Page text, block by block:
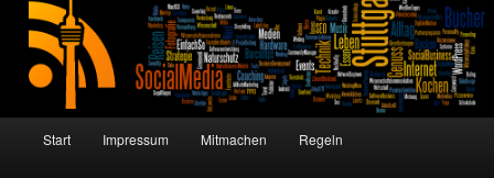
Start Impressum Mitmachen Regeln